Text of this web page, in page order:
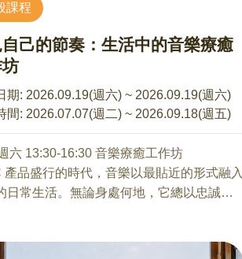
間：7/11、8/22(週六)09:45-11:00
折學 Podcast」節目主持人、美國瑜伽聯
認證師資、中華民國兒童瑜伽協會兒
認證師資)
用：每堂課每對親子500元 (一位小孩與一
數：達6組報名即開課，上限為8組親子
長在報名資料的「備註」欄位，註明小孩
名、性別與年齡」
課程
己的節奏：生活中的音樂療癒
期: 2026.09.19(週六) ~ 2026.09.19(週六)
間: 2026.07.07(週二) ~ 2026.09.18(週五)
六 13:30-16:30 音樂療癒工作坊
產品盛行的時代，音樂以最貼近的形式融入
日常生活。無論身處何地，它總以忠誠的
」、「播放」、「演奏（歌唱）」或「協